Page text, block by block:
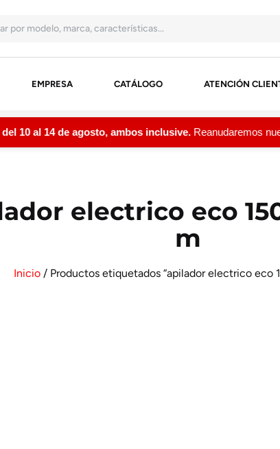
EMPRESA CATÁLOGO ATENCIÓN
10 al 14 de agosto, ambos inclusive.Reanudaremos
electrico eco
m
Inicio / Productos etiquetados “apilador electrico eco